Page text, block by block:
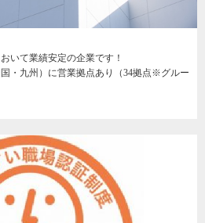
いて業績安定の企業です！
・九州）に営業拠点あり（34拠点※グルー